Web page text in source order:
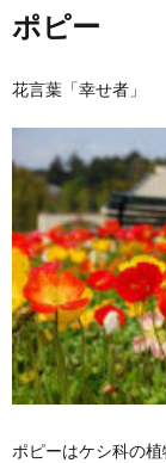
ポピー
花言葉「幸せ者」
ポピーはケシ科の